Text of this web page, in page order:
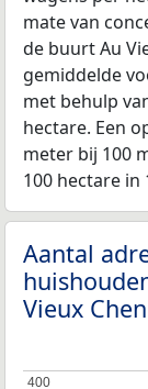
mate van
de buurt Au
gemiddelde
met behulp
hectare. Een
meter bij 100
100 hectare in
Aantal
Vieux
400
400